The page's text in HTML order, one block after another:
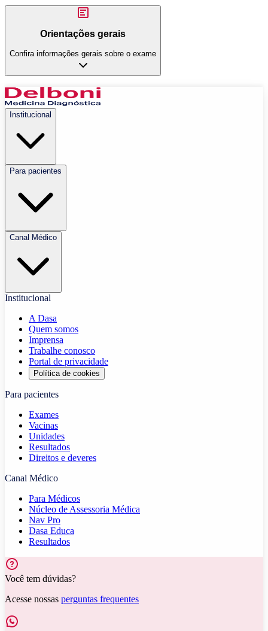
Orientações gerais
Confira informações gerais sobre o exame
Institucional
Para pacientes
Canal Médico
Institucional
A Dasa
Quem somos
Imprensa
Trabalhe conosco
Portal de privacidade
Política de cookies
Para pacientes
Exames
Vacinas
Unidades
Resultados
Direitos e deveres
Canal Médico
Para Médicos
Núcleo de Assessoria Médica
Nav Pro
Dasa Educa
Resultados
Você tem dúvidas?
Acesse nossas perguntas frequentes